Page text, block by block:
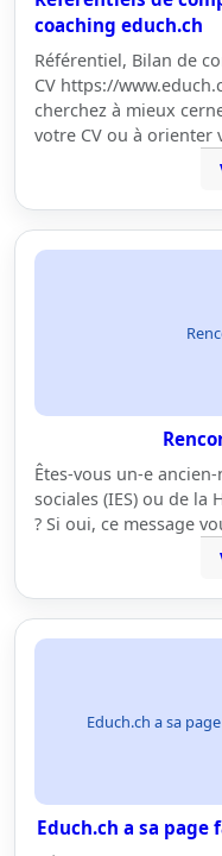
coaching educh.ch
Référentiel, Bilan de
CV https://
cherchez à mieux
votre CV ou à orienter
Êtes-vous un-e
sociales (IES) ou de la
? Si oui, ce message
Educh.ch a sa
Educh.ch a sa page